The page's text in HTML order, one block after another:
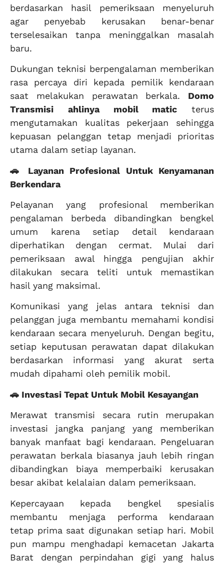
berdasarkan hasil pemeriksaan menyeluruh
agar penyebab kerusakan benar-benar
terselesaikan tanpa meninggalkan masalah
baru.
Dukungan teknisi berpengalaman memberikan
rasa percaya diri kepada pemilik kendaraan
saat melakukan perawatan berkala. Domo
Transmisi
ahlinya mobil matic terus
mengutamakan kualitas pekerjaan sehingga
kepuasan pelanggan tetap menjadi prioritas
utama dalam setiap layanan.
🚗 Layanan Profesional Untuk Kenyamanan
Berkendara
Pelayanan yang profesional memberikan
pengalaman berbeda dibandingkan bengkel
umum karena setiap detail kendaraan
diperhatikan dengan cermat. Mulai dari
pemeriksaan awal hingga pengujian akhir
dilakukan secara teliti untuk memastikan
hasil yang maksimal.
Komunikasi yang jelas antara teknisi dan
pelanggan juga membantu memahami kondisi
kendaraan secara menyeluruh. Dengan begitu,
setiap keputusan perawatan dapat dilakukan
berdasarkan informasi yang akurat serta
mudah dipahami oleh pemilik mobil.
🚗 Investasi Tepat Untuk Mobil Kesayangan
Merawat transmisi secara rutin merupakan
investasi jangka panjang yang memberikan
banyak manfaat bagi kendaraan. Pengeluaran
perawatan berkala biasanya jauh lebih ringan
dibandingkan biaya memperbaiki kerusakan
besar akibat kelalaian dalam pemeriksaan.
Kepercayaan kepada bengkel spesialis
membantu menjaga performa kendaraan
tetap prima saat digunakan setiap hari. Mobil
pun mampu menghadapi kemacetan Jakarta
Barat dengan perpindahan gigi yang halus